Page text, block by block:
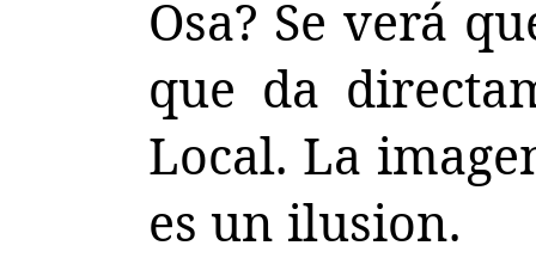
Osa? Se verá
que da
Local. La
es un ilusion.